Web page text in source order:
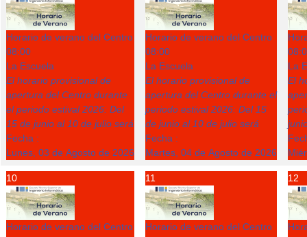
Horario de verano del Centro
08:00
La Escuela
El horario provisional de
apertura del Centro durante
el periodo estival 2026: Del
15 de junio al 10 de julio será
Fecha :
Lunes, 03 de Agosto de 2026
Horario de verano del Centro
08:00
La Escuela
El horario provisional de
apertura del Centro durante el
periodo estival 2026: Del 15
de junio al 10 de julio será
Fecha :
Martes, 04 de Agosto de 2026
La
El
10
Horario de verano del Centro
11
Horario de verano del Centro
12